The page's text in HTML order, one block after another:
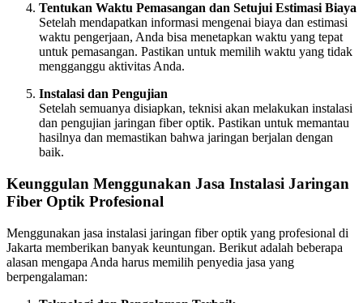
Tentukan Waktu Pemasangan dan Setujui Estimasi Biaya
Setelah mendapatkan informasi mengenai biaya dan estimasi
waktu pengerjaan, Anda bisa menetapkan waktu yang tepat
untuk pemasangan. Pastikan untuk memilih waktu yang tidak
mengganggu aktivitas Anda.
Instalasi dan Pengujian
Setelah semuanya disiapkan, teknisi akan melakukan instalasi
dan pengujian jaringan fiber optik. Pastikan untuk memantau
hasilnya dan memastikan bahwa jaringan berjalan dengan
baik.
Keunggulan Menggunakan Jasa Instalasi Jaringan
Fiber Optik Profesional
Menggunakan jasa instalasi jaringan fiber optik yang profesional di
Jakarta memberikan banyak keuntungan. Berikut adalah beberapa
alasan mengapa Anda harus memilih penyedia jasa yang
berpengalaman: